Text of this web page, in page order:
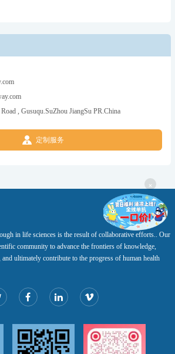
, Gusuqu.SuZhou JiangSu PR.China
定制服务
in life sciences is the result of collaborative efforts.. Our
community to advance the frontiers of knowledge,
and ultimately contribute to the progress of human health
×